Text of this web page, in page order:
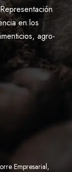
en los
agro-
Empresarial,